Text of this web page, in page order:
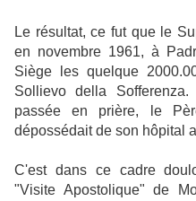
Le résultat, ce fut que le
en novembre 1961, à
Siège les quelque
Sollievo della
passée en prière, le
dépossédait de son hôpital
C'est dans ce cadre
"Visite Apostolique" de